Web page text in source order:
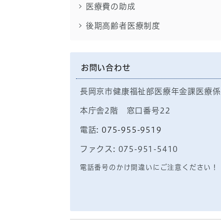
医療費の助成
後期高齢者医療制度
お問い合わせ
長岡京市健康福祉部医療年金課医療係
本庁舎2階 窓口番号22
電話: 075-955-9519
ファクス: 075-951-5410
電話番号のかけ間違いにご注意ください！